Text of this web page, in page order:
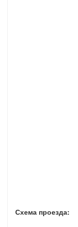
Схема проезда: